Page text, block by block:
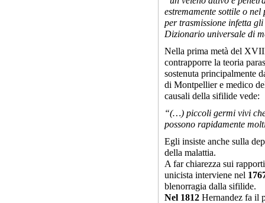
estremamente sottile o
per trasmissione infetta
Dizionario universale di
Nella prima metà del
contrapporre la teoria
sostenuta principalmente
di Montpellier e medico
causali della sifilide vede:
“(…) piccoli germi vivi
possono rapidamente
Egli insiste anche sulla
della malattia.
A far chiarezza sui
unicista interviene nel
blenorragia dalla sifilide.
Nel 1812 Hernandez fa il